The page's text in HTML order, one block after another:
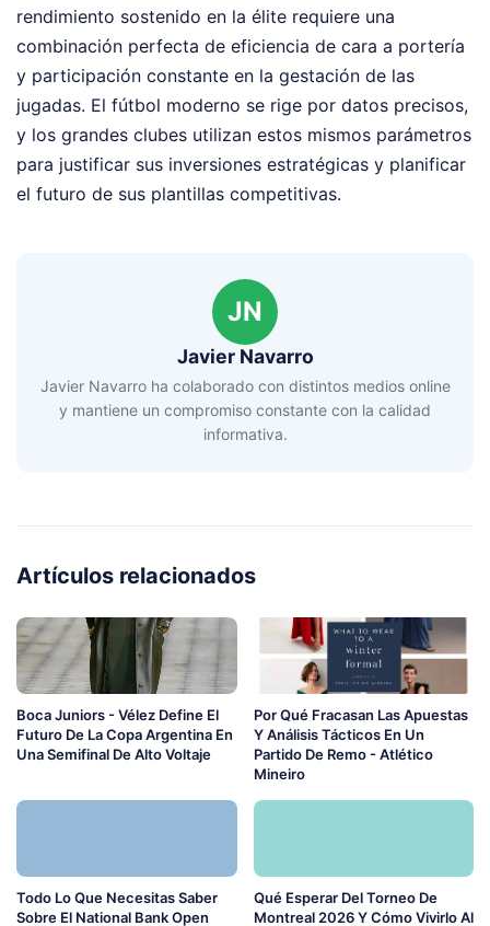
rendimiento sostenido en la élite requiere una
combinación perfecta de eficiencia de cara a portería
y participación constante en la gestación de las
jugadas. El fútbol moderno se rige por datos precisos,
y los grandes clubes utilizan estos mismos parámetros
para justificar sus inversiones estratégicas y planificar
el futuro de sus plantillas competitivas.
JN
Javier Navarro
Javier Navarro ha colaborado con distintos medios online
y mantiene un compromiso constante con la calidad
informativa.
Artículos relacionados
Boca Juniors - Vélez Define El
Futuro De La Copa Argentina En
Una Semifinal De Alto Voltaje
Por Qué Fracasan Las Apuestas
Y Análisis Tácticos En Un
Partido De Remo - Atlético
Mineiro
Todo Lo Que Necesitas Saber
Sobre El National Bank Open
Qué Esperar Del Torneo De
Montreal 2026 Y Cómo Vivirlo Al